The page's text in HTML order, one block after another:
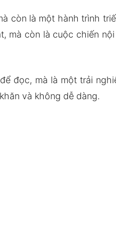
còn là một hành trình
mà còn là cuộc chiến
đọc, mà là một trải
và không dễ dàng.